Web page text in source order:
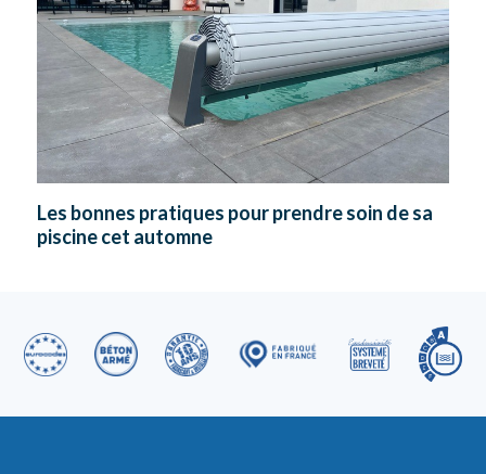
Les bonnes pratiques pour prendre soin de sa
piscine cet automne